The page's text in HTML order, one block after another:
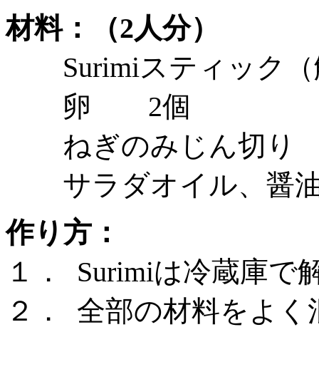
材料：（2人分）
Surimiスティッ
卵 2個
ねぎのみじん切り
サラダオイル、醤
作り方：
１．
Surimiは冷蔵庫で
２．
全部の材料をよ